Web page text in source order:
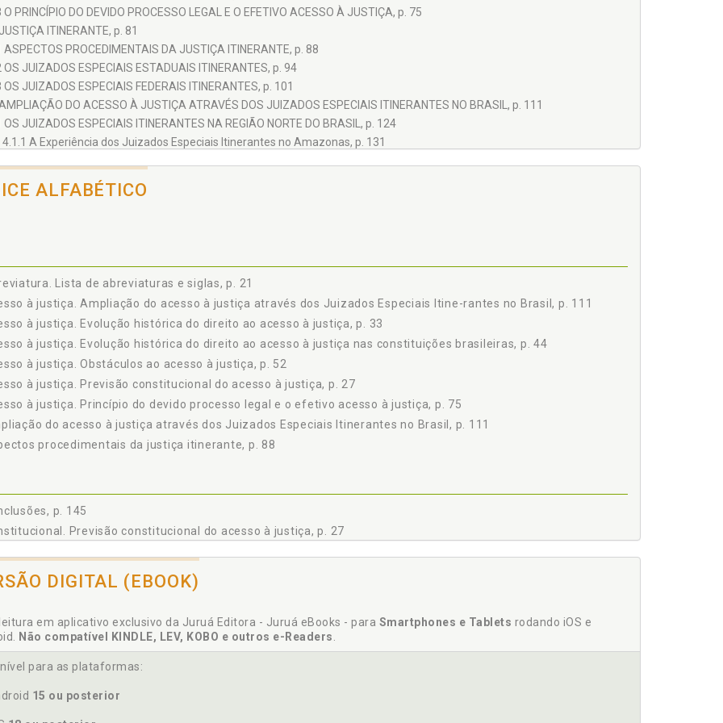
O PRINCÍPIO DO DEVIDO PROCESSO LEGAL E O EFETIVO ACESSO À JUSTIÇA, p. 75
ITINERANTE, p. 81
ASPECTOS PROCEDIMENTAIS DA JUSTIÇA ITINERANTE, p. 88
OS JUIZADOS ESPECIAIS ESTADUAIS ITINERANTES, p. 94
OS JUIZADOS ESPECIAIS FEDERAIS ITINERANTES, p. 101
DO ACESSO À JUSTIÇA ATRAVÉS DOS JUIZADOS ESPECIAIS ITINERANTES NO BRASIL, p. 111
OS JUIZADOS ESPECIAIS ITINERANTES NA REGIÃO NORTE DO BRASIL, p. 124
4.1.1 A Experiência dos Juizados Especiais Itinerantes no Amazonas, p. 131
p. 145
p. 149
ALFABÉTICO
Lista de abreviaturas e siglas, p. 21
à justiça. Ampliação do acesso à justiça através dos Juizados Especiais Itine-rantes no Brasil, p. 111
à justiça. Evolução histórica do direito ao acesso à justiça, p. 33
à justiça. Evolução histórica do direito ao acesso à justiça nas constituições brasileiras, p. 44
à justiça. Obstáculos ao acesso à justiça, p. 52
à justiça. Previsão constitucional do acesso à justiça, p. 27
à justiça. Princípio do devido processo legal e o efetivo acesso à justiça, p. 75
do acesso à justiça através dos Juizados Especiais Itinerantes no Brasil, p. 111
procedimentais da justiça itinerante, p. 88
p. 145
Previsão constitucional do acesso à justiça, p. 27
brasileiras. Evolução histórica do direito ao acesso à justiça nas consti-tuições brasileiras, p. 44
processo legal processual, p. 66
processo legal. Princípio do devido processo legal e o efetivo acesso à justiça, p. 75
DIGITAL (EBOOK)
em aplicativo exclusivo da Juruá Editora - Juruá eBooks - para Smartphones e Tablets rodando iOS e
Não compatível KINDLE, LEV, KOBO e outros e-Readers.
para as plataformas:
15 ou posterior